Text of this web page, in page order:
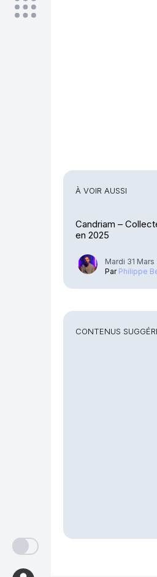
À VOIR AUSSI
Candriam –
en 2025
Mardi 31 Mars
Par Philippe
CONTENUS